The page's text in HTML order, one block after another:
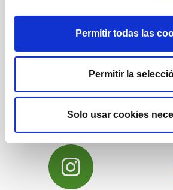
Permitir todas las
Permitir la
Solo usar cookies
222.000
Suscriptores